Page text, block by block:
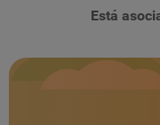
Está